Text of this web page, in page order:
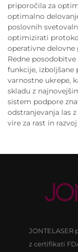
priporočila za
optimalno
poslovnih
optimizirati
operativne delovne
Redne
funkcije, izboljšane
varnostne ukrepe,
skladu z
sistem podpore
odstranjevanja las
vire za rast in razvoj
z certifikati